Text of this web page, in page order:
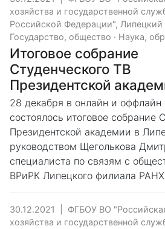
хозяйства и государственной
Российской Федерации", Липецкий
Государство, общество · Наука,
Итоговое собрание
Студенческого ТВ
Президентской
28 декабря в онлайн и оффлайн
состоялось итоговое собрание
Президентской академии в
руководством Щеголькова
специалиста по связям с
ВРиРК Липецкого филиала
30.12.2021
ФГБОУ ВО
хозяйства и государственной